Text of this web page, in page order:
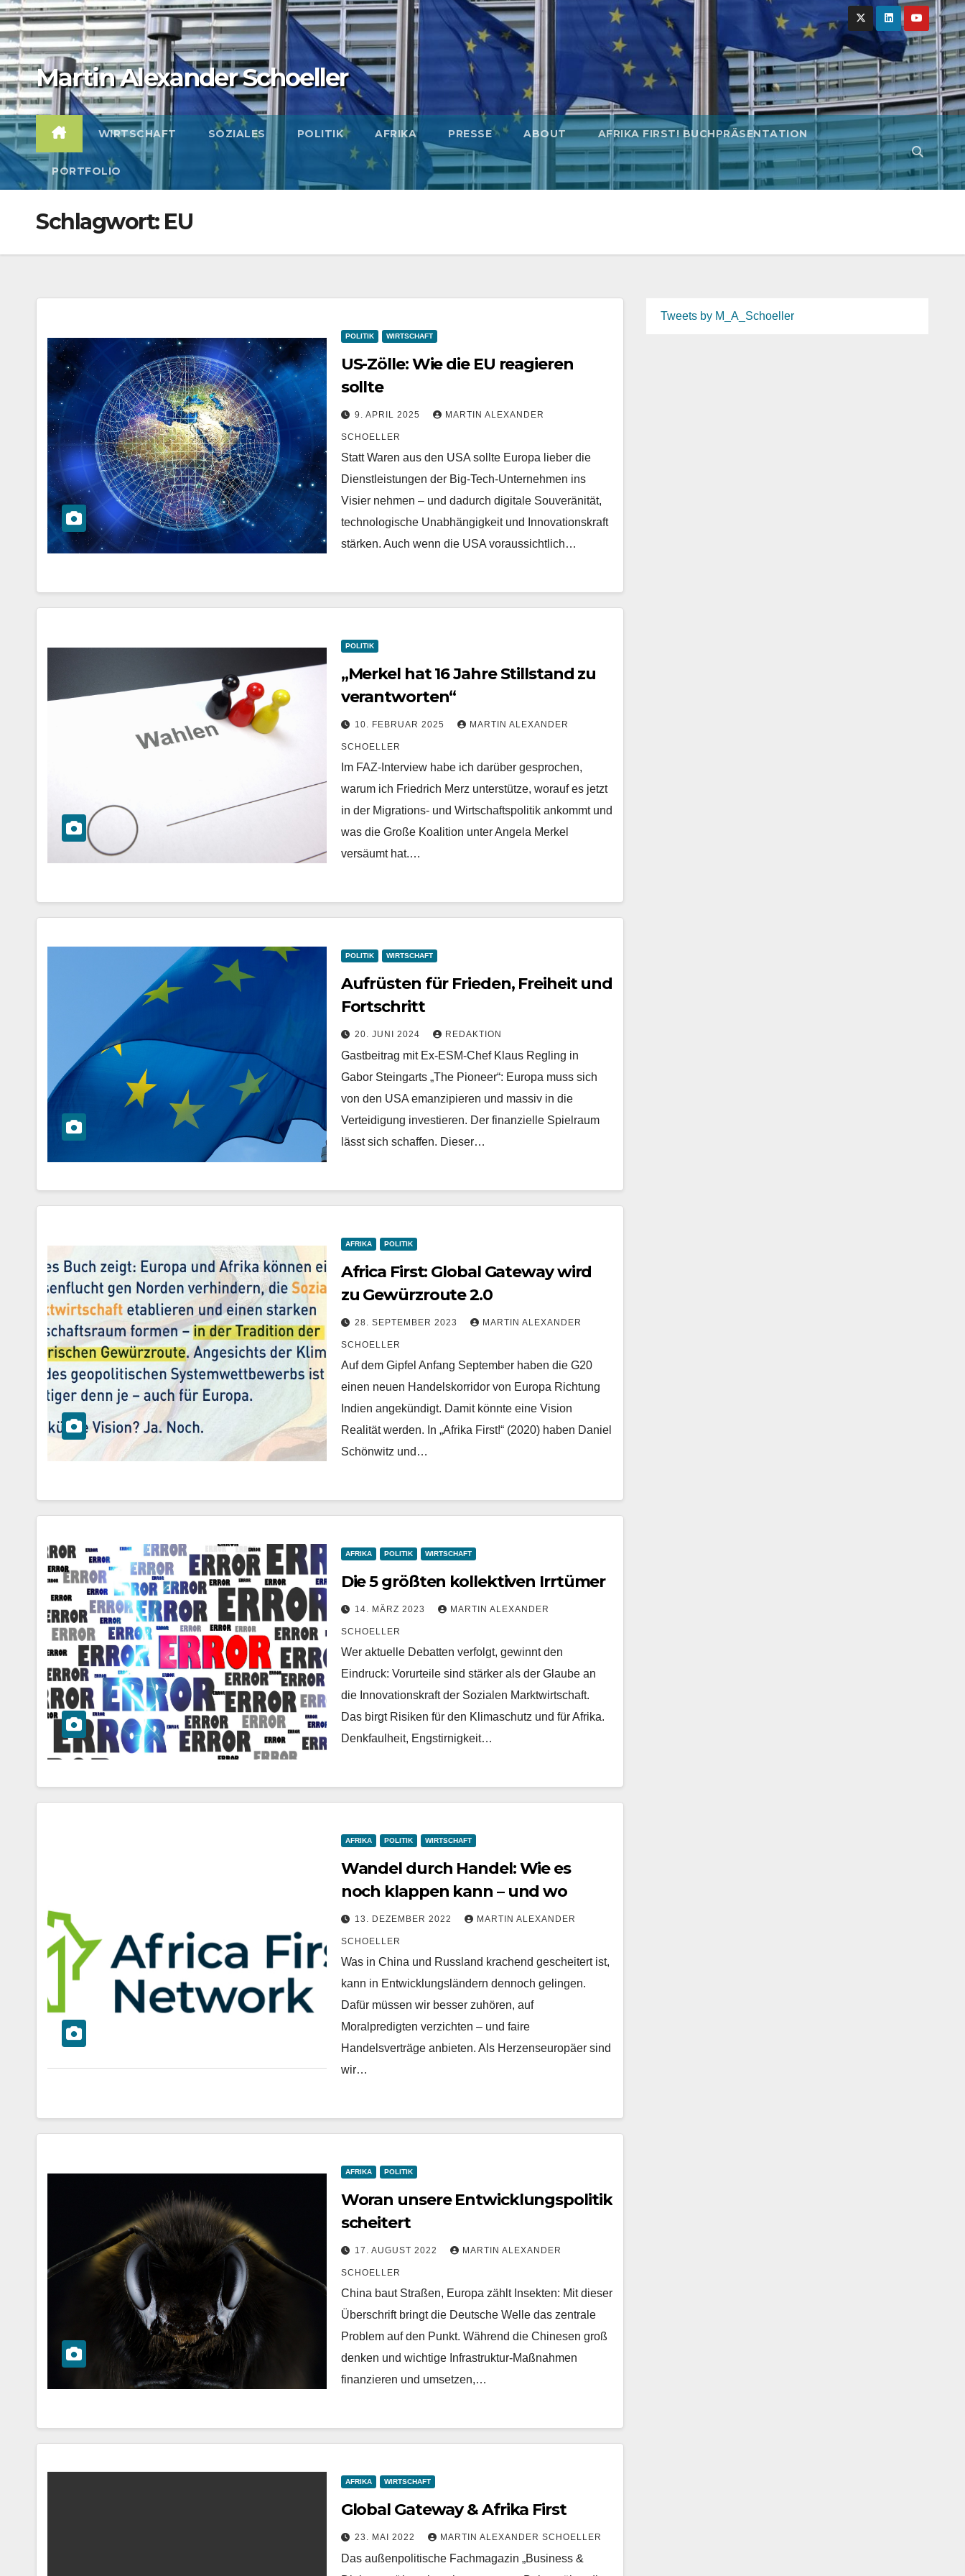
Zum
Inhalt
springen
Martin Alexander Schoeller
WIRTSCHAFT SOZIALES POLITIK AFRIKA PRESSE ABOUT AFRIKA FIRST! BUCHPRÄSENTATION
PORTFOLIO
Schlagwort: EU
POLITIK WIRTSCHAFT
US-Zölle: Wie die EU reagieren
sollte
9. APRIL 2025 MARTIN ALEXANDER
SCHOELLER
Statt Waren aus den USA sollte Europa lieber die
Dienstleistungen der Big-Tech-Unternehmen ins
Visier nehmen – und dadurch digitale Souveränität,
technologische Unabhängigkeit und Innovationskraft
stärken. Auch wenn die USA voraussichtlich…
POLITIK
„Merkel hat 16 Jahre Stillstand zu
verantworten“
10. FEBRUAR 2025 MARTIN ALEXANDER
SCHOELLER
Im FAZ-Interview habe ich darüber gesprochen,
warum ich Friedrich Merz unterstütze, worauf es jetzt
in der Migrations- und Wirtschaftspolitik ankommt und
was die Große Koalition unter Angela Merkel
versäumt hat.…
POLITIK WIRTSCHAFT
Aufrüsten für Frieden, Freiheit und
Fortschritt
20. JUNI 2024 REDAKTION
Gastbeitrag mit Ex-ESM-Chef Klaus Regling in
Gabor Steingarts „The Pioneer“: Europa muss sich
von den USA emanzipieren und massiv in die
Verteidigung investieren. Der finanzielle Spielraum
lässt sich schaffen. Dieser…
AFRIKA POLITIK
Africa First: Global Gateway wird
zu Gewürzroute 2.0
28. SEPTEMBER 2023 MARTIN ALEXANDER
SCHOELLER
Auf dem Gipfel Anfang September haben die G20
einen neuen Handelskorridor von Europa Richtung
Indien angekündigt. Damit könnte eine Vision
Realität werden. In „Afrika First!“ (2020) haben Daniel
Schönwitz und…
AFRIKA POLITIK WIRTSCHAFT
Die 5 größten kollektiven Irrtümer
14. MÄRZ 2023 MARTIN ALEXANDER
SCHOELLER
Wer aktuelle Debatten verfolgt, gewinnt den
Eindruck: Vorurteile sind stärker als der Glaube an
die Innovationskraft der Sozialen Marktwirtschaft.
Das birgt Risiken für den Klimaschutz und für Afrika.
Denkfaulheit, Engstirnigkeit…
AFRIKA POLITIK WIRTSCHAFT
Wandel durch Handel: Wie es
noch klappen kann – und wo
13. DEZEMBER 2022 MARTIN ALEXANDER
SCHOELLER
Was in China und Russland krachend gescheitert ist,
kann in Entwicklungsländern dennoch gelingen.
Dafür müssen wir besser zuhören, auf
Moralpredigten verzichten – und faire
Handelsverträge anbieten. Als Herzenseuropäer sind
wir…
AFRIKA POLITIK
Woran unsere Entwicklungspolitik
scheitert
17. AUGUST 2022 MARTIN ALEXANDER
SCHOELLER
China baut Straßen, Europa zählt Insekten: Mit dieser
Überschrift bringt die Deutsche Welle das zentrale
Problem auf den Punkt. Während die Chinesen groß
denken und wichtige Infrastruktur-Maßnahmen
finanzieren und umsetzen,…
AFRIKA WIRTSCHAFT
Global Gateway & Afrika First
23. MAI 2022 MARTIN ALEXANDER SCHOELLER
Das außenpolitische Fachmagazin „Business &
Tweets by M_A_Schoeller